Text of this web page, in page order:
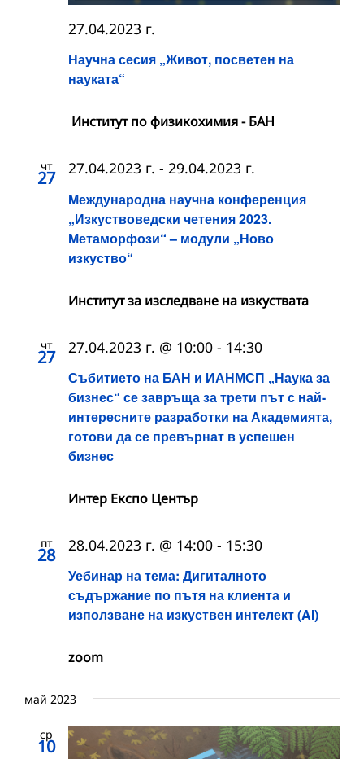
Научна сесия „Живот, посветен на
науката“
27.04.2023 г.
Институт по физикохимия - БАН
чт
27
Международна научна конференция
„Изкуствоведски четения 2023.
Метаморфози“ – модули „Ново
изкуство“
27.04.2023 г. - 29.04.2023 г.
Институт за изследване на изкуствата
чт
27
Събитието на БАН и ИАНМСП „Наука за
бизнес“ се завръща за трети път с най-
интересните разработки на Академията,
готови да се превърнат в успешен
бизнес
27.04.2023 г. @ 10:00 - 14:30
Интер Експо Център
пт
28
Уебинар на тема: Дигиталното
съдържание по пътя на клиента и
използване на изкуствен интелект (AI)
28.04.2023 г. @ 14:00 - 15:30
zoom
май 2023
ср
10